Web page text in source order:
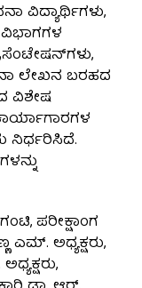
ವಿದ್ಯಾರ್ಥಿಗಳು,
ವಿಭಾಗಗಳ
ಲೇಖನ ಬರಹದ
ವಿಶೇಷ
ನಿರ್ಧರಿಸಿದೆ.
ಪರೀಕ್ಷಾಂಗ
ಎಮ್. ಅಧ್ಯಕ್ಷರು,